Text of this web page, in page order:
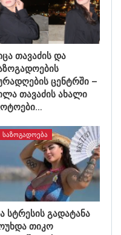
თავაძის და
ცენტრში –
თავაძის ახალი
ᲡᲐᲖᲝᲒᲐᲓᲝᲔᲑᲐ
სტრესის გადატანა
თიკო